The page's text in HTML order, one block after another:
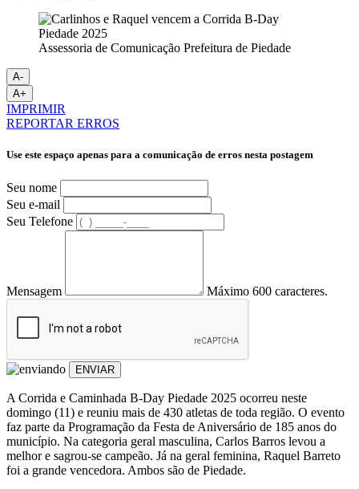
Assessoria de Comunicação Prefeitura de Piedade
A-
A+
IMPRIMIR
REPORTAR ERROS
Use este espaço apenas para a comunicação de erros nesta postagem
Seu nome
Seu e-mail
Seu Telefone
Mensagem Máximo 600 caracteres.
ENVIAR
A Corrida e Caminhada B-Day Piedade 2025 ocorreu neste
domingo (11) e reuniu mais de 430 atletas de toda região. O evento
faz parte da Programação da Festa de Aniversário de 185 anos do
município. Na categoria geral masculina, Carlos Barros levou a
melhor e sagrou-se campeão. Já na geral feminina, Raquel Barreto
foi a grande vencedora. Ambos são de Piedade.